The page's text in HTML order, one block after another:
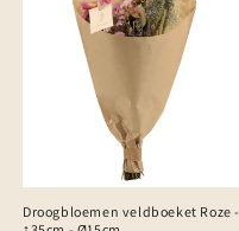
Droogbloemen veldboeket Roze -